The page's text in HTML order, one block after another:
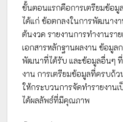
ขั้นตอนแรกคือการเตรียมข้อมู
ได้แก่ ข้อตกลงในการพัฒนาง
ต้นงวด รายงานการทำงานรา
เอกสารหลักฐานผลงาน ข้อมูล
พัฒนาที่ได้รับ และข้อมูลอื่นๆ
งาน การเตรียมข้อมูลที่ครบถ้ว
ให้กระบวนการจัดทำรายงาน
ได้ผลลัพธ์ที่มีคุณภาพ